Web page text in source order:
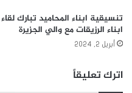
تنسيقية ابناء المحاميد تبارك لقاء
ابناء الرزيقات مع والي الجزيرة
أبريل 2, 2024
اترك تعليقاً